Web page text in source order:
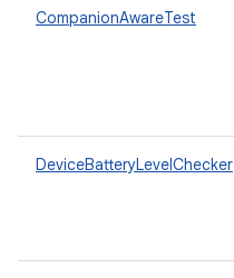
CompanionAwareTest
DeviceBatteryLevelChecker